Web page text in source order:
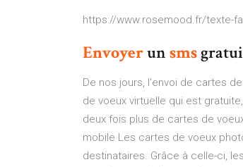
https://www.rosemood.fr/texte-
Envoyerunsms
De nos jours, l'envoi de cartes
de voeux virtuelle qui est
deux fois plus de cartes de
mobile Les cartes de voeux
destinataires. Grâce à celle-ci,